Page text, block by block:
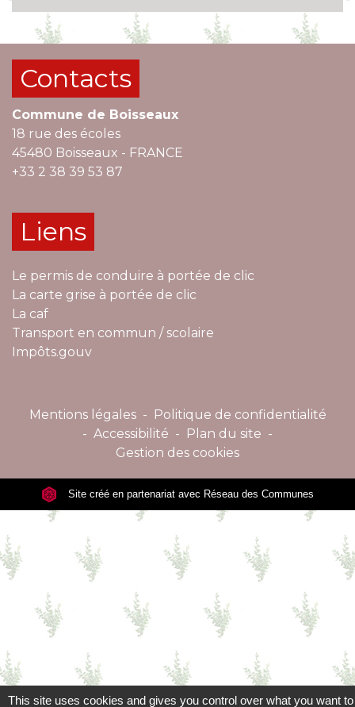
Contacts
Commune de Boisseaux
18 rue des écoles
45480 Boisseaux - FRANCE
+33 2 38 39 53 87
Liens
Le permis de conduire à portée de clic
La carte grise à portée de clic
La caf
Transport en commun / scolaire
Impôts.gouv
Mentions légales -
Politique de confidentialité
- Accessibilité - Plan du site -
Gestion des cookies
Site créé en partenariat avec Réseau des Communes
This site uses cookies and gives you control over what you want to